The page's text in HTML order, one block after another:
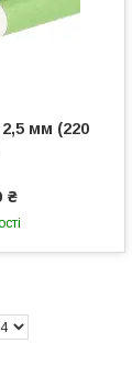
мм (220
₴